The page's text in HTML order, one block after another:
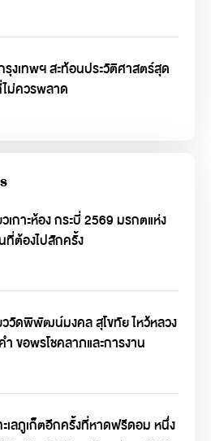
รุงเทพฯ สะท้อนประวัติศาสตร์สุด
ม่ควรพลาด
เกาะห้อง กระบี่ 2569 มรกตแห่ง
ต้องไปสักครั้ง
วัดพิพัฒน์มงคล สุโขทัย ไหว้หลวง
ขอพรโชคลาภและการงาน
เลภูเก็ตอีกครั้งที่หาดฟรีดอม หนึ่ง